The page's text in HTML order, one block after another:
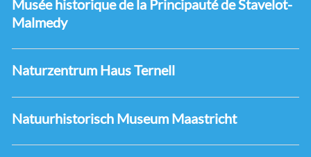
Musée historique de la Principauté de Stavelot-
Malmedy
Naturzentrum Haus Ternell
Natuurhistorisch Museum Maastricht